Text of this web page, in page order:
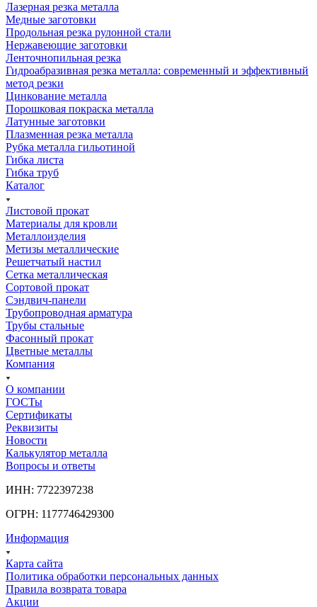
Лазерная резка металла
Медные заготовки
Продольная резка рулонной стали
Нержавеющие заготовки
Ленточнопильная резка
Гидроабразивная резка металла: современный и эффективный
метод резки
Цинкование металла
Порошковая покраска металла
Латунные заготовки
Плазменная резка металла
Рубка металла гильотиной
Гибка листа
Гибка труб
Каталог
Листовой прокат
Материалы для кровли
Металлоизделия
Метизы металлические
Решетчатый настил
Сетка металлическая
Сортовой прокат
Сэндвич-панели
Трубопроводная арматура
Трубы стальные
Фасонный прокат
Цветные металлы
Компания
О компании
ГОСТы
Сертификаты
Реквизиты
Новости
Калькулятор металла
Вопросы и ответы
ИНН: 7722397238
ОГРН: 1177746429300
Информация
Карта сайта
Политика обработки персональных данных
Правила возврата товара
Акции